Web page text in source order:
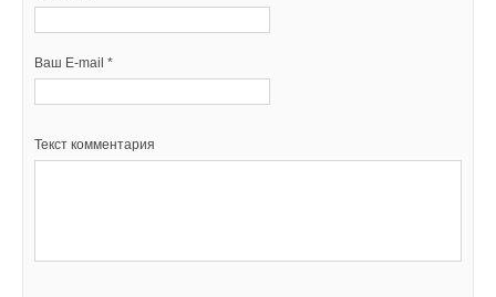
Ваш E-mail *
Текст комментария